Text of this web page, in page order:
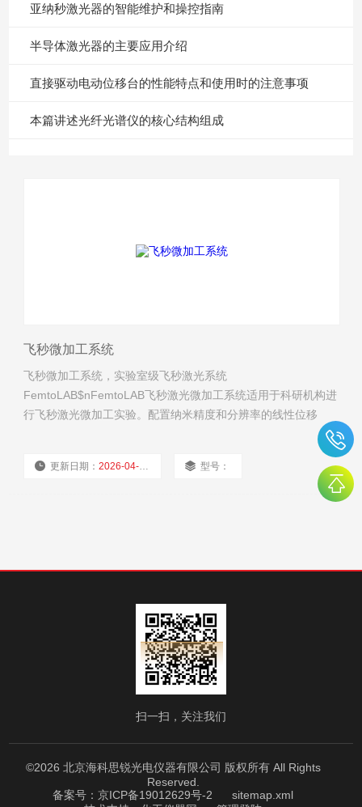
亚纳秒激光器的智能维护和操控指南
半导体激光器的主要应用介绍
直接驱动电动位移台的性能特点和使用时的注意事项
本篇讲述光纤光谱仪的核心结构组成
飞秒微加工系统
飞秒微加工系统，实验室级飞秒激光系统
FemtoLAB$nFemtoLAB飞秒激光微加工系统适用于科研机构进
行飞秒激光微加工实验。配置纳米精度和分辨率的线性位移
台，高性能扫描振镜，通用微加工软件SCA，是一套光学平台
更新日期：2026-04-17 型号：
扫一扫，关注我们
©2026 北京海科思锐光电仪器有限公司 版权所有 All Rights
Reserved.
备案号：京ICP备19012629号-2
sitemap.xml